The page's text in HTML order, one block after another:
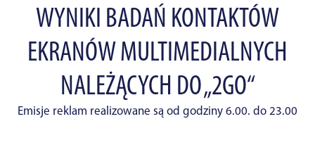
WYNIKI BADAŃ KONTAKTÓW
EKRANÓW MULTIMEDIALNYCH
NALEŻĄCYCH DO „2GO“
Emisje reklam realizowane są od godziny 6.00. do 23.00